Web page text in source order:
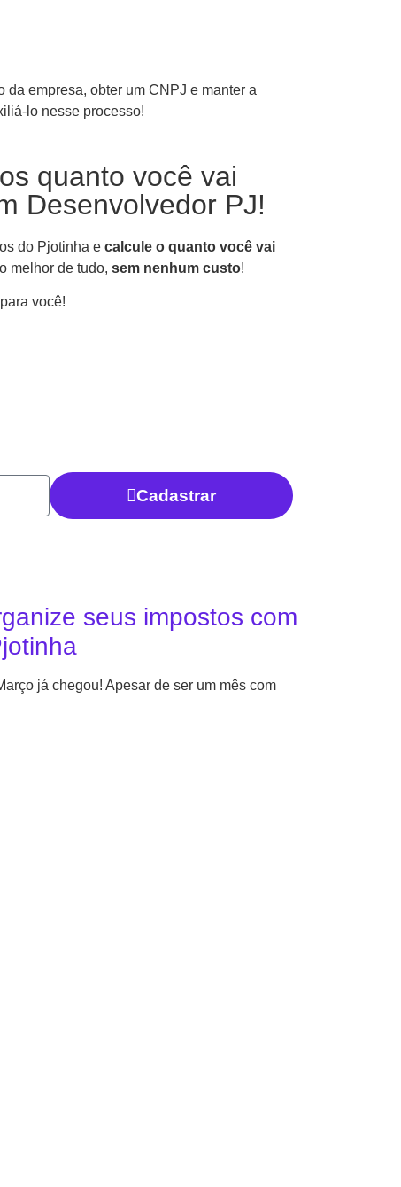
empresa, obter um CNPJ e manter a
lo nesse processo!
quanto você vai
Desenvolvedor PJ!
do Pjotinha ecalcule o quanto você vai
melhor de tudo,sem nenhum custo!
você!
Cadastrar
seus impostos com
já chegou! Apesar de ser um mês com